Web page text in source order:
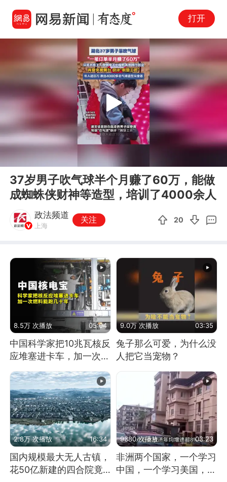
打开
00:00
Play
37岁男子吹气球半个月赚了60万，能做
成蜘蛛侠财神等造型，培训了4000余人
政法频道
上海
关注 20
8.5万 次播放 05:04
中国科学家把10兆瓦核反
应堆塞进卡车，加一次燃
料能跑几十年
9.0万 次播放 03:35
兔子那么可爱，为什么没
人把它当宠物？
2.8万 次播放 16:34
国内规模最大无人古镇，
花50亿新建的四合院竟
9380 次播放 03:23
非洲两个国家，一个学习
中国，一个学习美国，结